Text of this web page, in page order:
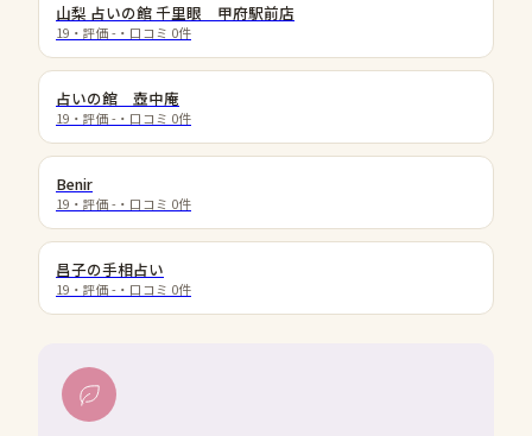
山梨 占いの館 千里眼 甲府駅前店
19 ・評価 - ・口コミ 0件
占いの館 壺中庵
19 ・評価 - ・口コミ 0件
Benir
19 ・評価 - ・口コミ 0件
昌子の手相占い
19 ・評価 - ・口コミ 0件